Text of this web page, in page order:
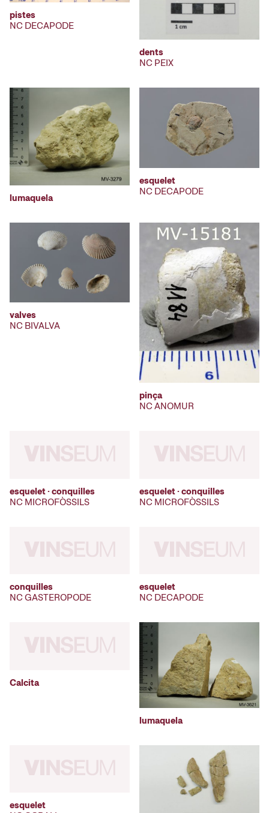
pistes
NC DECAPODE
dents
NC PEIX
lumaquela
esquelet
NC DECAPODE
valves
NC BIVALVA
pinça
NC ANOMUR
esquelet · conquilles
NC MICROFÒSSILS
esquelet · conquilles
NC MICROFÒSSILS
conquilles
NC GASTEROPODE
esquelet
NC DECAPODE
Calcita
lumaquela
esquelet